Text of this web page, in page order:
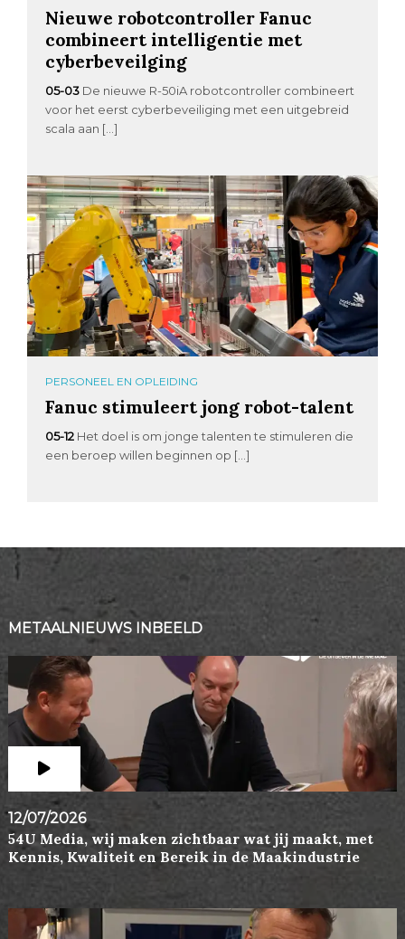
Nieuwe robotcontroller Fanuc
combineert intelligentie met
cyberbeveilging
05-03 De nieuwe R-50iA robotcontroller combineert
voor het eerst cyberbeveiliging met een uitgebreid
scala aan […]
PERSONEEL EN OPLEIDING
Fanuc stimuleert jong robot-talent
05-12 Het doel is om jonge talenten te stimuleren die
een beroep willen beginnen op […]
METAALNIEUWS INBEELD
12/07/2026
54U Media, wij maken zichtbaar wat jij maakt, met
Kennis, Kwaliteit en Bereik in de Maakindustrie